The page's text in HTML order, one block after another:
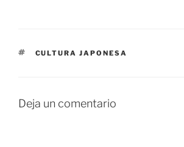
ETIQUETAS
CULTURA JAPONESA
Deja un comentario